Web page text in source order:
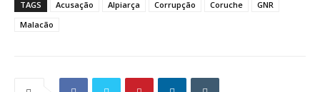
TAGS Acusação Alpiarça Corrupção Coruche
GNR
Malacão